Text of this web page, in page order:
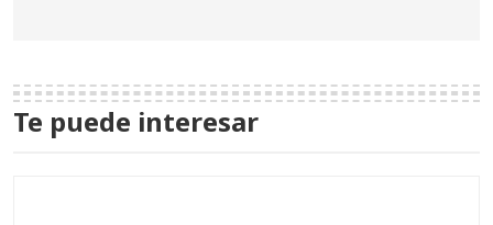
Te puede interesar